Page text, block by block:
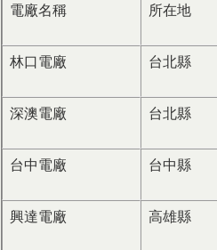
電廠名稱 所在地
林口電廠 台北縣
深澳電廠 台北縣
台中電廠 台中縣
興達電廠 高雄縣